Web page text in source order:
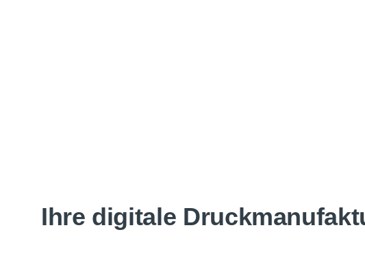
Ihre digitale